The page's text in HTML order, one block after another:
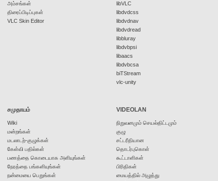
அம்சங்கள்
திரைப்பிடிப்புகள்
VLC Skin Editor
libVLC
libdvdcss
libdvdnav
libdvdread
libbluray
libdvbpsi
libaacs
libdvbcsa
biTStream
vlc-unity
சமுதாயம்
Wiki
மன்றங்கள்
மடலாடற்-குழுக்கள்
கேள்வி பதில்கள்
பணத்தை கொடையாக அளியுங்கள்
நேரத்தை பங்களியுங்கள்
நன்மையை பெறுங்கள்
VIDEOLAN
நிறுவனமும் செயல்திட்டமும்
குழு
சட்டரீதியான
தொடர்புகொள்
கூட்டாளிகள்
பிரிதிகள்
மையத்தில் அழுத்து